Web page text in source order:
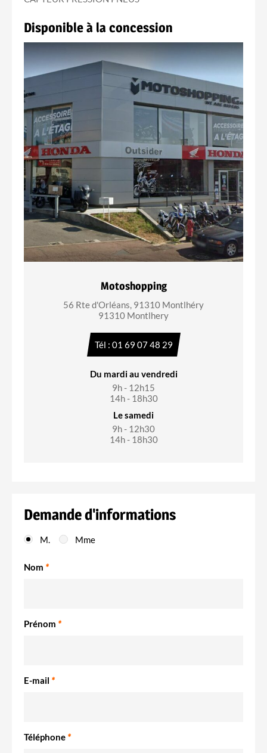
Disponible à la concession
Motoshopping
56 Rte d'Orléans, 91310 Montlhéry
91310 Montlhery
Tél : 01 69 07 48 29
Du mardi au vendredi
9h - 12h15
14h - 18h30
Le samedi
9h - 12h30
14h - 18h30
Demande d'informations
M. Mme
Nom *
Prénom *
E-mail *
Téléphone *